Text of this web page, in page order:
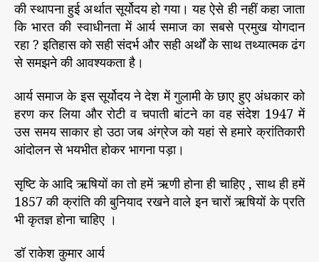
की स्थापना हुई अर्थात सूर्योदय हो गया। यह ऐसे ही नहीं कहा जाता
कि भारत की स्वाधीनता में आर्य समाज का सबसे प्रमुख योगदान
रहा ? इतिहास को सही संदर्भ और सही अर्थों के साथ तथ्यात्मक ढंग
से समझने की आवश्यकता है।
आर्य समाज के इस सूर्योदय ने देश में गुलामी के छाए हुए अंधकार को
हरण कर लिया और रोटी व चपाती बांटने का वह संदेश 1947 में
उस समय साकार हो उठा जब अंग्रेज को यहां से हमारे क्रांतिकारी
आंदोलन से भयभीत होकर भागना पड़ा।
सृष्टि के आदि ऋषियों का तो हमें ऋणी होना ही चाहिए , साथ ही हमें
1857 की क्रांति की बुनियाद रखने वाले इन चारों ऋषियों के प्रति
भी कृतज्ञ होना चाहिए ।
डॉ राकेश कुमार आर्य